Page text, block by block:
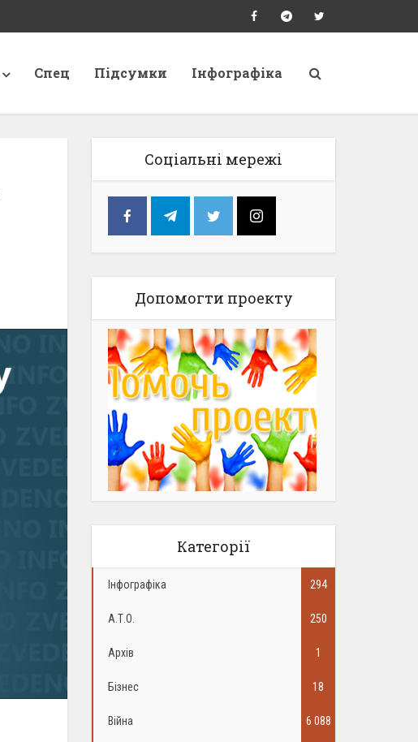
Спец Підсумки Інфографіка
Соціальні мережі
Допомогти проекту
Категорії
Інфографіка 294
А.Т.О. 250
Архів 1
Бізнес 18
Війна 6 088